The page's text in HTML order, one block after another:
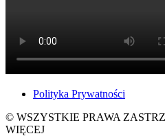
Polityka Prywatności
© WSZYSTKIE PRAWA
WIĘCEJ